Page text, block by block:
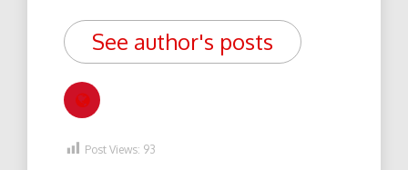
See author's posts
Post Views: 93